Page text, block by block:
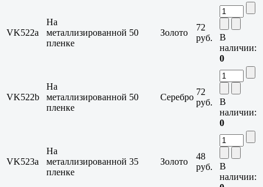
VK522a
На
металлизированной
пленке
50 Золото
72
руб.
В
наличии:
0
VK522b
На
металлизированной
пленке
50 Серебро
72
руб.
В
наличии:
0
VK523a
На
металлизированной
пленке
35 Золото
48
руб.
В
наличии: